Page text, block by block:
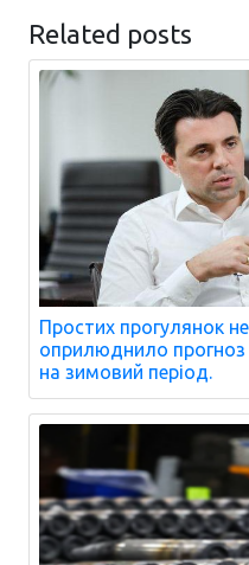
Related posts
Простих прогулянок
оприлюднило
на зимовий період.